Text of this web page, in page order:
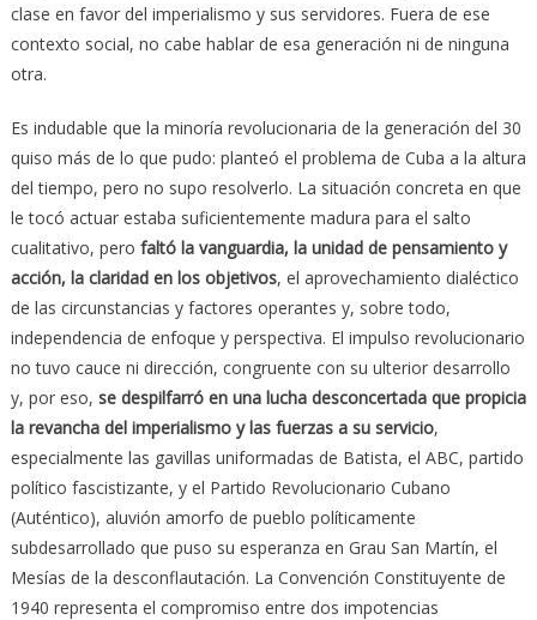
clase en favor del imperialismo y sus servidores. Fuera de ese
contexto social, no cabe hablar de esa generación ni de ninguna
otra.
Es indudable que la minoría revolucionaria de la generación del 30
quiso más de lo que pudo: planteó el problema de Cuba a la altura
del tiempo, pero no supo resolverlo. La situación concreta en que
le tocó actuar estaba suficientemente madura para el salto
cualitativo, pero faltó la vanguardia, la unidad de pensamiento y
acción, la claridad en los objetivos, el aprovechamiento dialéctico
de las circunstancias y factores operantes y, sobre todo,
independencia de enfoque y perspectiva. El impulso revolucionario
no tuvo cauce ni dirección, congruente con su ulterior desarrollo
y, por eso, se despilfarró en una lucha desconcertada que propicia
la revancha del imperialismo y las fuerzas a su servicio,
especialmente las gavillas uniformadas de Batista, el ABC, partido
político fascistizante, y el Partido Revolucionario Cubano
(Auténtico), aluvión amorfo de pueblo políticamente
subdesarrollado que puso su esperanza en Grau San Martín, el
Mesías de la desconflautación. La Convención Constituyente de
1940 representa el compromiso entre dos impotencias